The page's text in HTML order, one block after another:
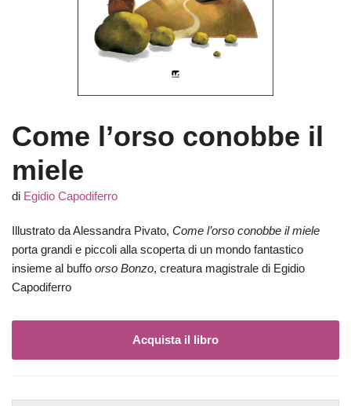
Come l’orso conobbe il
miele
di Egidio Capodiferro
Illustrato da Alessandra Pivato, Come l’orso conobbe il miele
porta grandi e piccoli alla scoperta di un mondo fantastico
insieme al buffo orso Bonzo, creatura magistrale di Egidio
Capodiferro
Acquista il libro